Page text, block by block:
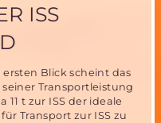
ISS
ersten Blick scheint das
seiner Transportleistung
11 t zur ISS der ideale
Transport zur ISS zu